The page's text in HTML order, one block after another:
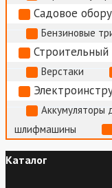
Садовое
Бензиновые
Верстаки
Аккумуляторы
шлифмашины
Каталог